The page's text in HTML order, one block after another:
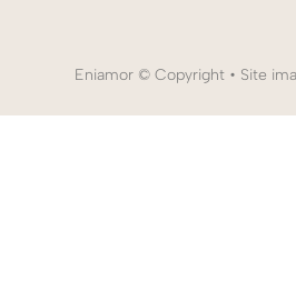
Eniamor © Copyright • Site